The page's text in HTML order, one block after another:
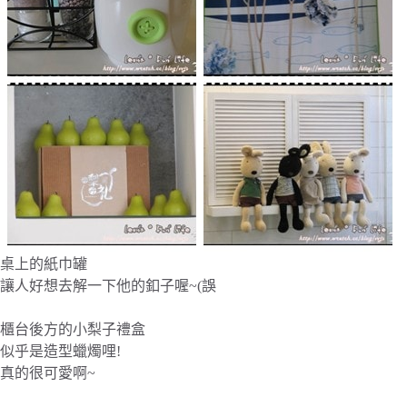
桌上的紙巾罐
讓人好想去解一下他的釦子喔~(誤
櫃台後方的小梨子禮盒
似乎是造型蠟燭哩!
真的很可愛啊~